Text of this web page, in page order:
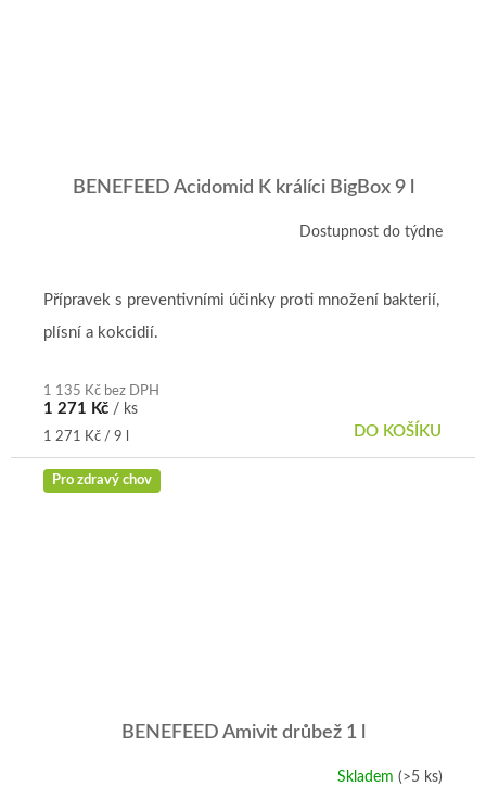
BENEFEED Acidomid K králíci BigBox 9 l
Dostupnost do týdne
1 135 Kč bez DPH
1 271 Kč / ks
Měrná
cena:
1 271 Kč / 9 l DO KOŠÍKU
Přípravek s preventivními účinky proti množení bakterií,
plísní a kokcidií.
Pro zdravý chov
BENEFEED Amivit drůbež 1 l
Skladem (>5 ks)